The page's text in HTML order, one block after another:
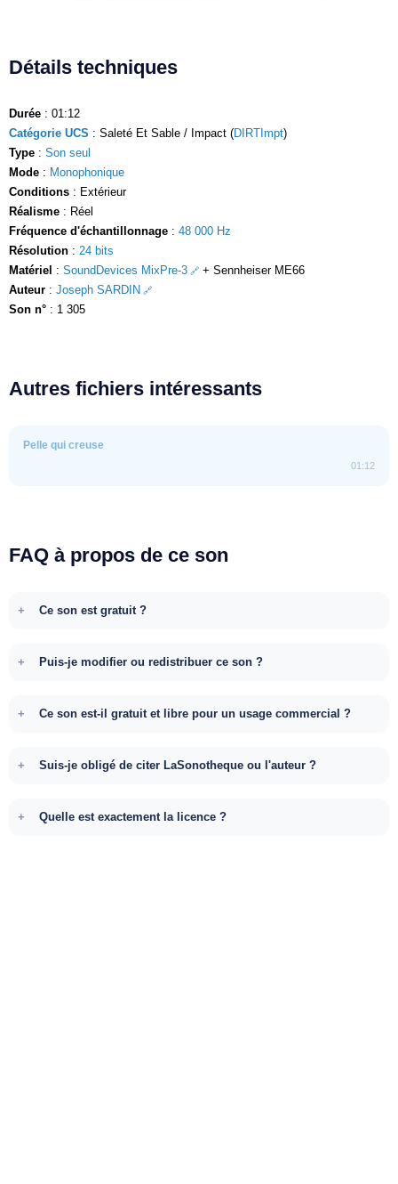
Détails techniques
Durée : 01:12
Catégorie UCS : Saleté Et Sable / Impact (DIRTImpt)
Type : Son seul
Mode : Monophonique
Conditions : Extérieur
Réalisme : Réel
Fréquence d'échantillonnage : 48 000 Hz
Résolution : 24 bits
Matériel : SoundDevices MixPre-3
+ Sennheiser ME66
Auteur : Joseph SARDIN
Son n° : 1 305
Autres fichiers intéressants
Pelle qui creuse
01:12
FAQ à propos de ce son
Ce son est gratuit ?
Puis-je modifier ou redistribuer ce son ?
Ce son est-il gratuit et libre pour un usage commercial ?
Suis-je obligé de citer LaSonotheque ou l'auteur ?
Quelle est exactement la licence ?